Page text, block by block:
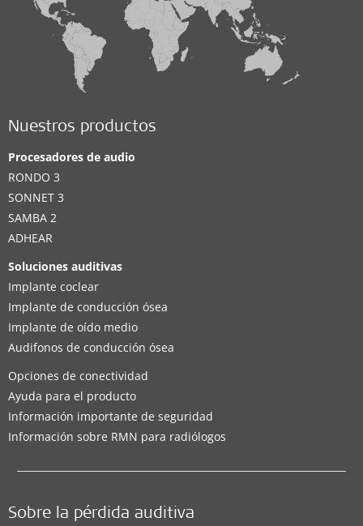
Nuestros productos
Procesadores de audio
RONDO 3
SONNET 3
SAMBA 2
ADHEAR
Soluciones auditivas
Implante coclear
Implante de conducción ósea
Implante de oído medio
Audifonos de conducción ósea
Opciones de conectividad
Ayuda para el producto
Información importante de seguridad
Información sobre RMN para radiólogos
Sobre la pérdida auditiva